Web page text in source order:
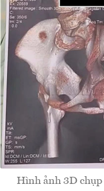
Hình ảnh 3D